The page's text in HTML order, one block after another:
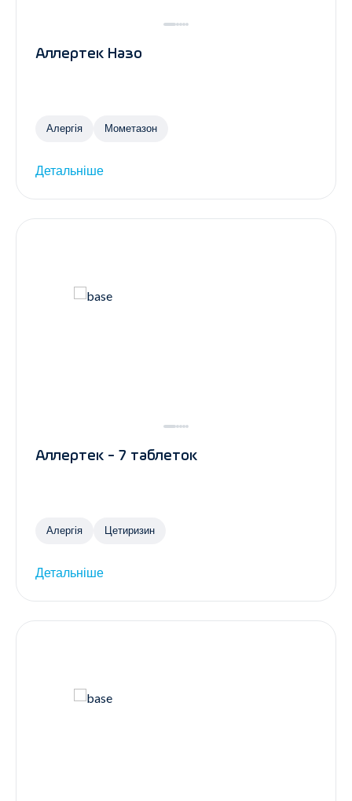
Аллертек Назо
Алергія Мометазон
Детальніше
Аллертек - 7 таблеток
Алергія Цетиризин
Детальніше